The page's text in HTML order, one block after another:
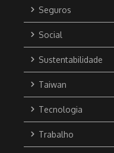
Seguros
Social
Sustentabilidade
Taiwan
Tecnologia
Trabalho